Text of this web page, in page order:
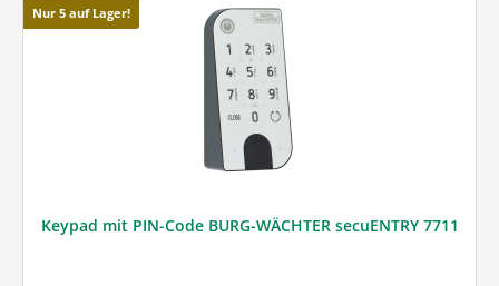
Nur 5 auf Lager!
Keypad mit PIN-Code BURG-WÄCHTER secuENTRY 7711